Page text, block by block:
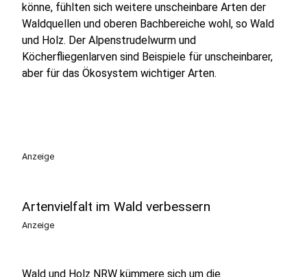
könne, fühlten sich weitere unscheinbare Arten der
Waldquellen und oberen Bachbereiche wohl, so Wald
und Holz. Der Alpenstrudelwurm und
Köcherfliegenlarven sind Beispiele für unscheinbarer,
aber für das Ökosystem wichtiger Arten.
Anzeige
Artenvielfalt im Wald verbessern
Anzeige
Wald und Holz NRW kümmere sich um die